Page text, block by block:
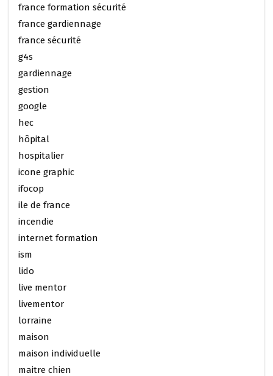
france formation sécurité
france gardiennage
france sécurité
g4s
gardiennage
gestion
google
hec
hôpital
hospitalier
icone graphic
ifocop
ile de france
incendie
internet formation
ism
lido
live mentor
livementor
lorraine
maison
maison individuelle
maitre chien